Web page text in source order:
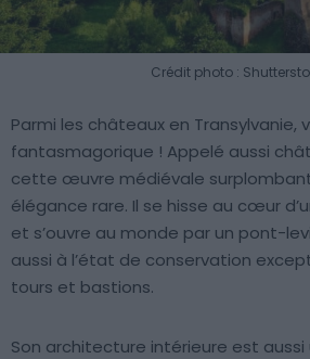
Crédit photo :
Parmi les châteaux en Transylvanie,
fantasmagorique ! Appelé aussi
cette œuvre médiévale surplombant
élégance rare. Il se hisse au cœur
et s’ouvre au monde par un pont-
aussi à l’état de conservation
tours et bastions.
Son architecture intérieure est